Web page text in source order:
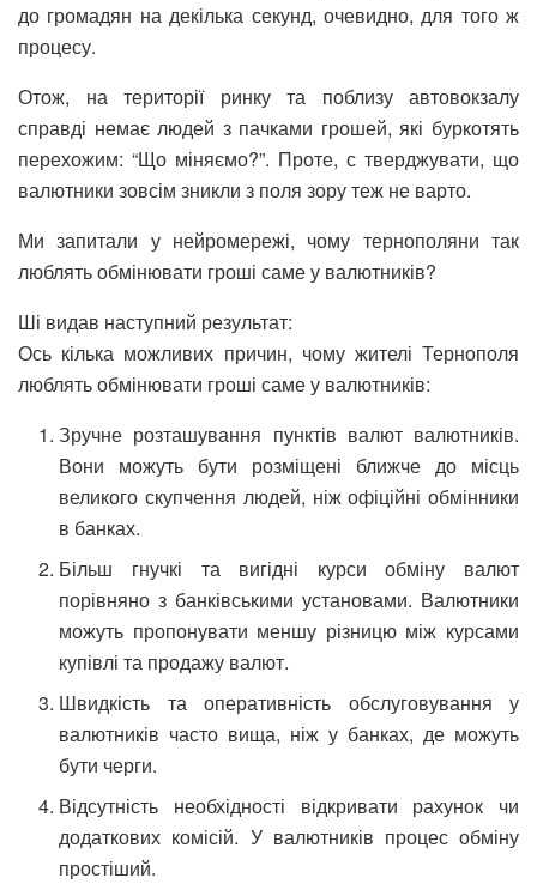
до громадян на декілька секунд, очевидно, для того ж
процесу.
Отож, на території ринку та поблизу автовокзалу
справді немає людей з пачками грошей, які буркотять
перехожим: “Що міняємо?”. Проте, с тверджувати, що
валютники зовсім зникли з поля зору теж не варто.
Ми запитали у нейромережі, чому тернополяни так
люблять обмінювати гроші саме у валютників?
Ші видав наступний результат:
Ось кілька можливих причин, чому жителі Тернополя
люблять обмінювати гроші саме у валютників:
Зручне розташування пунктів валют валютників.
Вони можуть бути розміщені ближче до місць
великого скупчення людей, ніж офіційні обмінники
в банках.
Більш гнучкі та вигідні курси обміну валют
порівняно з банківськими установами. Валютники
можуть пропонувати меншу різницю між курсами
купівлі та продажу валют.
Швидкість та оперативність обслуговування у
валютників часто вища, ніж у банках, де можуть
бути черги.
Відсутність необхідності відкривати рахунок чи
додаткових комісій. У валютників процес обміну
простіший.